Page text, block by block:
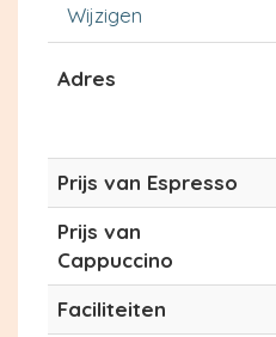
Wijzigen
Adres
Prijs van Espresso
Prijs van
Cappuccino
Faciliteiten